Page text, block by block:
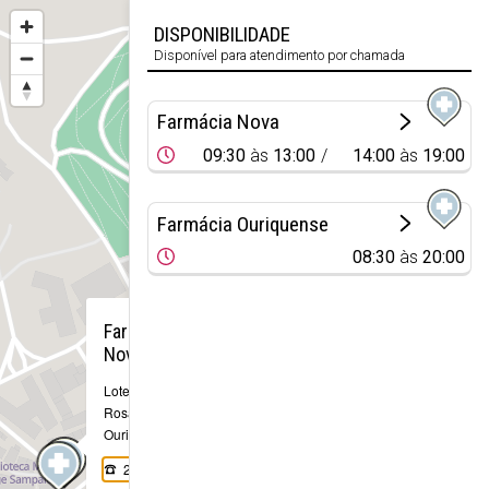
Farmácia
Nova
Loteamento do
Rosal Sul , lote 2
Ourique
286 555 442
DISPONIBILIDADE
Disponível para atendimento por chamada
Farmácia Nova
09:30 às 13:00 14:00 às 19:00
Farmácia Ouriquense
08:30 às20:00